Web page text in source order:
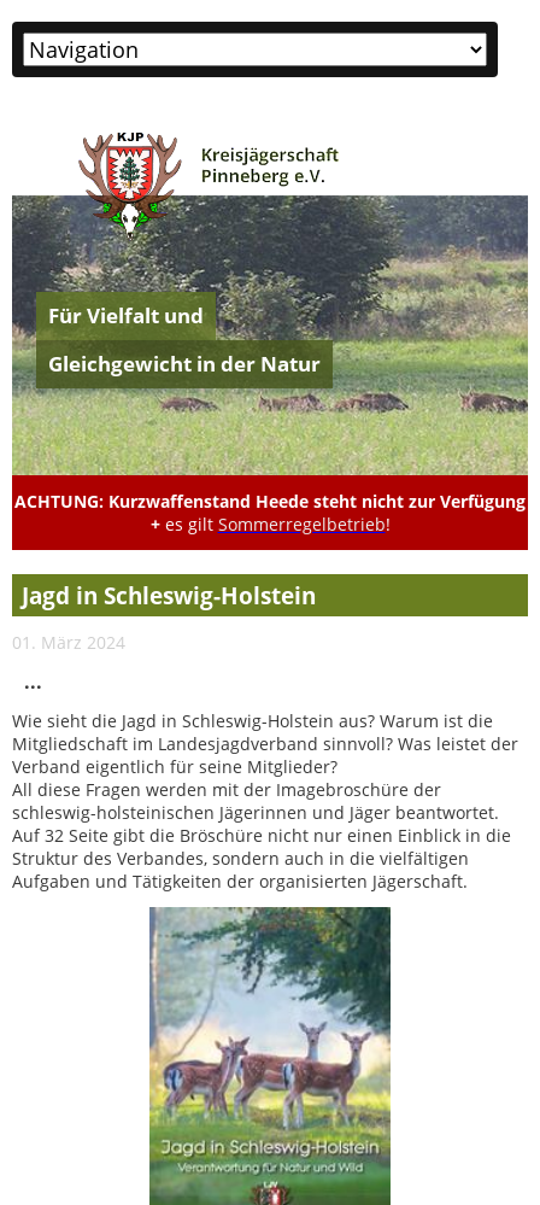
Zielseite
Für Vielfalt und
Gleichgewicht in der Natur
ACHTUNG: Kurzwaffenstand Heede steht nicht zur Verfügung
+ es gilt Sommerregelbetrieb!
Jagd in Schleswig-Holstein
01. März 2024
...
Wie sieht die Jagd in Schleswig-Holstein aus? Warum ist die
Mitgliedschaft im Landesjagdverband sinnvoll? Was leistet der
Verband eigentlich für seine Mitglieder?
All diese Fragen werden mit der Imagebroschüre der
schleswig-holsteinischen Jägerinnen und Jäger beantwortet.
Auf 32 Seite gibt die Bröschüre nicht nur einen Einblick in die
Struktur des Verbandes, sondern auch in die vielfältigen
Aufgaben und Tätigkeiten der organisierten Jägerschaft.